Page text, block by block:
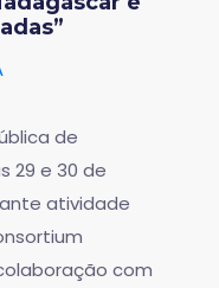
de
29 e 30 de
atividade
com